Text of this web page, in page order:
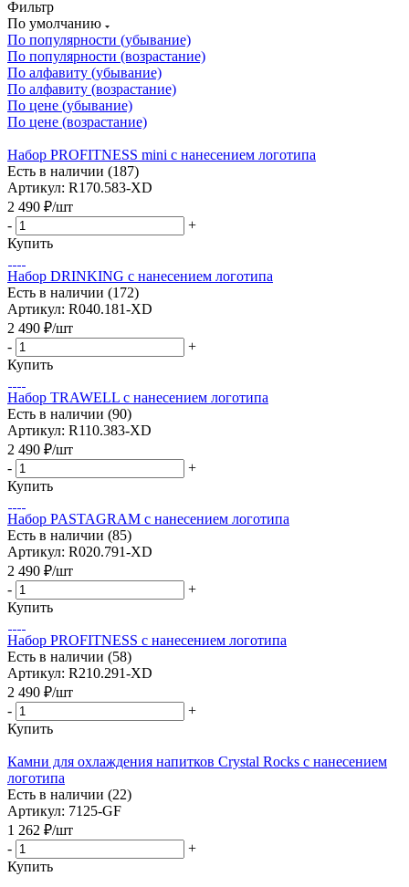
Фильтр
По умолчанию
По популярности (убывание)
По популярности (возрастание)
По алфавиту (убывание)
По алфавиту (возрастание)
По цене (убывание)
По цене (возрастание)
Набор PROFITNESS mini с нанесением логотипа
Есть в наличии (187)
Артикул: R170.583-XD
2 490 ₽/шт
-
+
Купить
Набор DRINKING с нанесением логотипа
Есть в наличии (172)
Артикул: R040.181-XD
2 490 ₽/шт
-
+
Купить
Набор TRAWELL с нанесением логотипа
Есть в наличии (90)
Артикул: R110.383-XD
2 490 ₽/шт
-
+
Купить
Набор PASTAGRAM с нанесением логотипа
Есть в наличии (85)
Артикул: R020.791-XD
2 490 ₽/шт
-
+
Купить
Набор PROFITNESS с нанесением логотипа
Есть в наличии (58)
Артикул: R210.291-XD
2 490 ₽/шт
-
+
Купить
Камни для охлаждения напитков Crystal Rocks с нанесением
логотипа
Есть в наличии (22)
Артикул: 7125-GF
1 262 ₽/шт
-
+
Купить